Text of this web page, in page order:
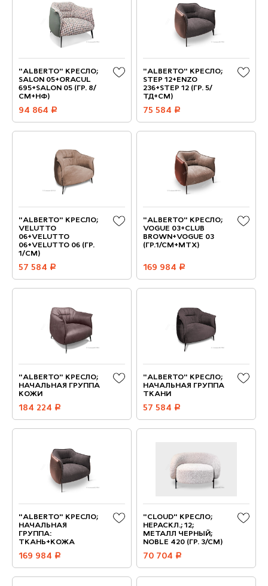
"ALBERTO" КРЕСЛО;
SALON 05+ORACUL
695+SALON 05 (ГР. 8/
СМ+НФ)
94 864 руб.
"ALBERTO" КРЕСЛО;
STEP 12+ENZO
236+STEP 12 (ГР. 5/
ТД+СМ)
75 584 руб.
"ALBERTO" КРЕСЛО;
VELUTTO
06+VELUTTO
06+VELUTTO 06 (ГР.
1/CМ)
57 584 руб.
"ALBERTO" КРЕСЛО;
VOGUE 03+CLUB
BROWN+VOGUE 03
(ГР.1/СМ+МТХ)
169 984 руб.
"ALBERTO" КРЕСЛО;
НАЧАЛЬНАЯ ГРУППА
КОЖИ
184 224 руб.
"ALBERTO" КРЕСЛО;
НАЧАЛЬНАЯ ГРУППА
ТКАНИ
57 584 руб.
"ALBERTO" КРЕСЛО;
НАЧАЛЬНАЯ
ГРУППА:
ТКАНЬ+КОЖА
169 984 руб.
"CLOUD" КРЕСЛО;
НЕРАСКЛ.; 12;
МЕТАЛЛ ЧЕРНЫЙ;
NOBLE 420 (ГР. 3/СМ)
70 704 руб.